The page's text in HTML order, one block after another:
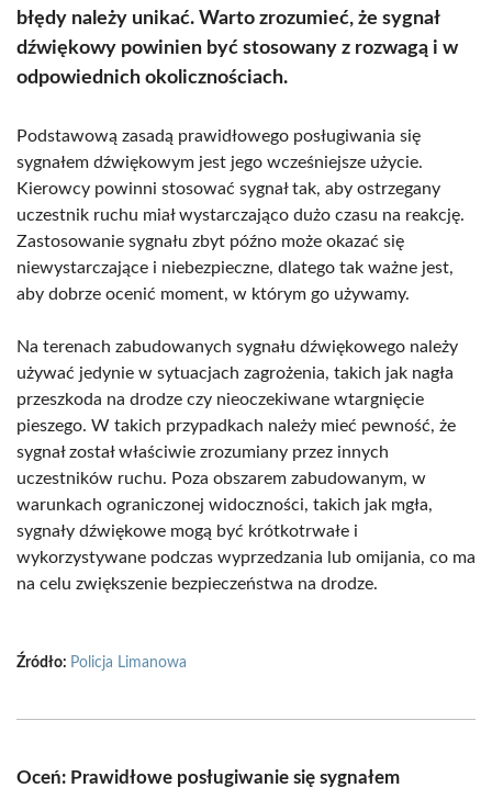
błędy należy unikać. Warto zrozumieć, że sygnał
dźwiękowy powinien być stosowany z rozwagą i w
odpowiednich okolicznościach.
Podstawową zasadą prawidłowego posługiwania się
sygnałem dźwiękowym jest jego wcześniejsze użycie.
Kierowcy powinni stosować sygnał tak, aby ostrzegany
uczestnik ruchu miał wystarczająco dużo czasu na reakcję.
Zastosowanie sygnału zbyt późno może okazać się
niewystarczające i niebezpieczne, dlatego tak ważne jest,
aby dobrze ocenić moment, w którym go używamy.
Na terenach zabudowanych sygnału dźwiękowego należy
używać jedynie w sytuacjach zagrożenia, takich jak nagła
przeszkoda na drodze czy nieoczekiwane wtargnięcie
pieszego. W takich przypadkach należy mieć pewność, że
sygnał został właściwie zrozumiany przez innych
uczestników ruchu. Poza obszarem zabudowanym, w
warunkach ograniczonej widoczności, takich jak mgła,
sygnały dźwiękowe mogą być krótkotrwałe i
wykorzystywane podczas wyprzedzania lub omijania, co ma
na celu zwiększenie bezpieczeństwa na drodze.
Źródło: Policja Limanowa
Oceń: Prawidłowe posługiwanie się sygnałem